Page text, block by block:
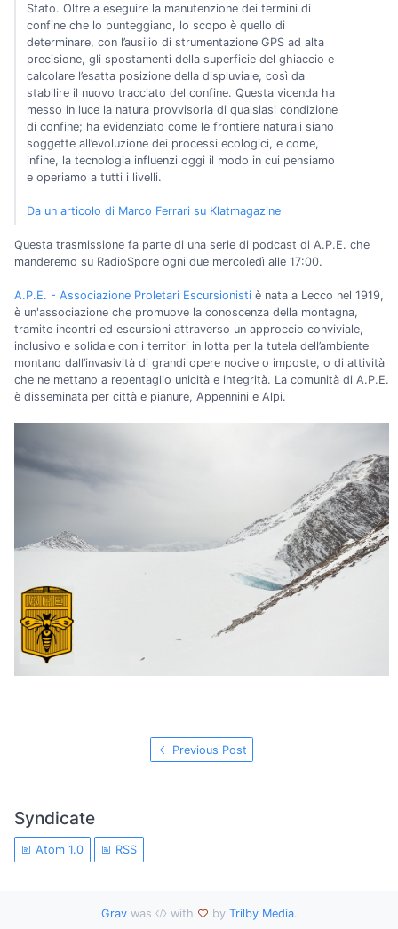
Stato. Oltre a eseguire la manutenzione dei termini di
confine che lo punteggiano, lo scopo è quello di
determinare, con l’ausilio di strumentazione GPS ad alta
precisione, gli spostamenti della superficie del ghiaccio e
calcolare l’esatta posizione della displuviale, così da
stabilire il nuovo tracciato del confine. Questa vicenda ha
messo in luce la natura provvisoria di qualsiasi condizione
di confine; ha evidenziato come le frontiere naturali siano
soggette all’evoluzione dei processi ecologici, e come,
infine, la tecnologia influenzi oggi il modo in cui pensiamo
e operiamo a tutti i livelli.
Da un articolo di Marco Ferrari su Klatmagazine
Questa trasmissione fa parte di una serie di podcast di A.P.E. che
manderemo su RadioSpore ogni due mercoledì alle 17:00.
A.P.E. - Associazione Proletari Escursionisti è nata a Lecco nel 1919,
è un'associazione che promuove la conoscenza della montagna,
tramite incontri ed escursioni attraverso un approccio conviviale,
inclusivo e solidale con i territori in lotta per la tutela dell’ambiente
montano dall’invasività di grandi opere nocive o imposte, o di attività
che ne mettano a repentaglio unicità e integrità. La comunità di A.P.E.
è disseminata per città e pianure, Appennini e Alpi.
Previous Post
Syndicate
Atom 1.0 RSS
Gravwas with by Trilby Media.